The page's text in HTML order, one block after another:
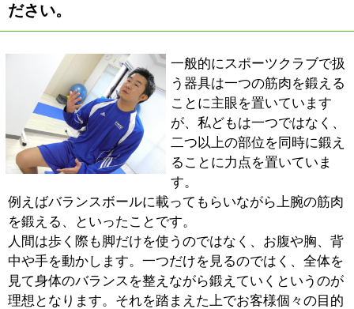
ます。
変わることで仕事や恋愛等にも良い影響を及ぼします。
外見が変わることで内面の変化、内なる自信を得ること
も出来るんです。
『T-trex』ではお一人お一人の状態を科学的に評価し、
その目的に合ったエクササイズを提供していきます。運
動不足の解消や身体の不安を抱えている方はもちろん、
「自分を変えたい」と思う方はどうぞこの機会にパーソ
ナルトレーニングを体験していただければと思います。
※上記記事は2012.2に取材したものです。
情報時間の経過による変化などがございます事をご了承
ください。
このページの先頭へ
江戸川区時間 墨田区時間 葛飾区時間